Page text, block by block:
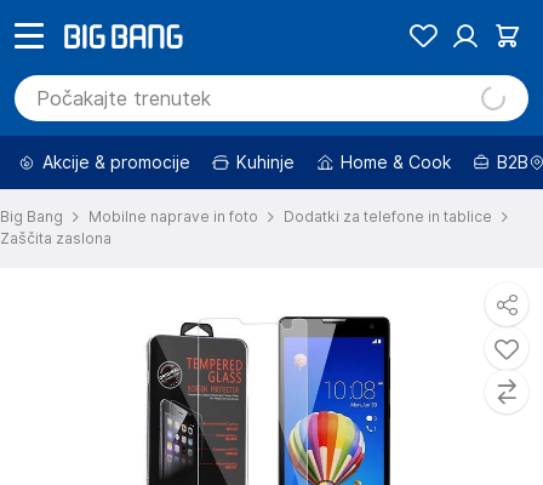
Akcije & promocije Kuhinje Home & Cook B2B
Big Bang Mobilne naprave in foto
Dodatki za telefone in tablice
Zaščita zaslona